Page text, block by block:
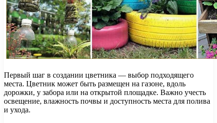
Первый шаг в создании цветника — выбор подходящего
места. Цветник может быть размещен на газоне, вдоль
дорожки, у забора или на открытой площадке. Важно учесть
освещение, влажность почвы и доступность места для полива
и ухода.